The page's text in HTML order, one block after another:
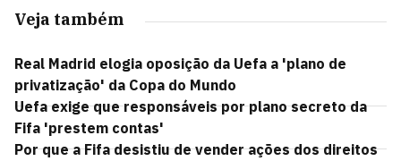
Veja também
Real Madrid elogia oposição da Uefa a 'plano de
privatização' da Copa do Mundo
Uefa exige que responsáveis por plano secreto da
Fifa 'prestem contas'
Por que a Fifa desistiu de vender ações dos direitos